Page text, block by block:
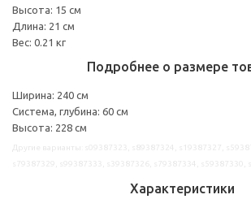
Высота: 15 см
Длина: 21 см
Вес: 0.21 кг
Подробнее о размере
Ширина: 240 см
Система, глубина: 60 см
Высота: 228 см
Характеристики